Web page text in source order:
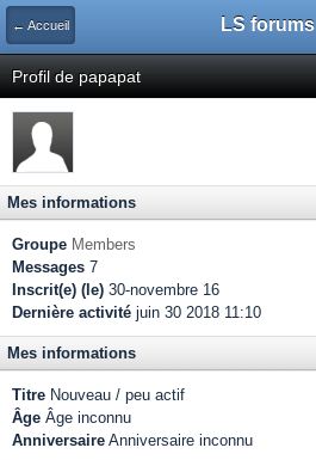
← Accueil LS forums
Profil de papapat
Mes informations
Groupe Members
Messages 7
Inscrit(e) (le) 30-novembre 16
Dernière activité juin 30 2018 11:10
Mes informations
Titre Nouveau / peu actif
Âge Âge inconnu
Anniversaire Anniversaire inconnu